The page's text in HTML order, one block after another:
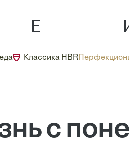
Классика HBR
с